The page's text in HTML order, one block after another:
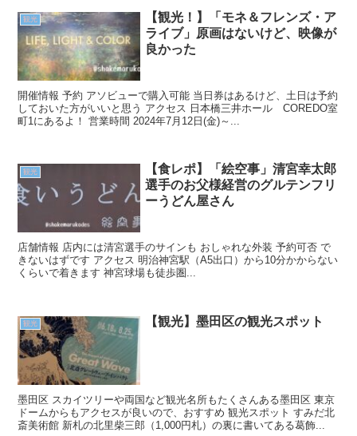
観光
【観光！】「モネ＆フレンズ・ア
ライブ」原画はないけど、映像が
良かった
開催情報 予約 アソビューで購入可能 当日券はあるけど、土日は予約
しておいた方がいいと思う アクセス 日本橋三井ホール COREDO室
町1にあるよ！ 営業時間 2024年7月12日(金)～...
観光
【食レポ】「絵空事」清宮幸太郎
選手のお父様経営のグルテンフリ
ーうどん屋さん
店舗情報 店内には清宮選手のサインも おしゃれな外装 予約可否 で
きないはずです アクセス 明治神宮駅（A5出口）から10分かからない
くらいで着きます 神宮球場も徒歩圏...
観光 【観光】墨田区の観光スポット
墨田区 スカイツリーや両国など観光名所もたくさんある墨田区 東京
ドームからもアクセスが良いので、おすすめ 観光スポット すみだ北
斎美術館 新札の北里柴三郎（1,000円札）の裏に書いてある葛飾...